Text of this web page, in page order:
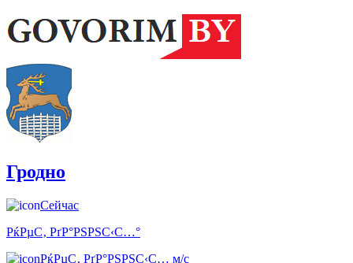
Гродно
Сейчас
РќРµС‚ РґР°РЅРЅС‹С…°
РќРµС‚ РґР°РЅРЅС‹С… м/с